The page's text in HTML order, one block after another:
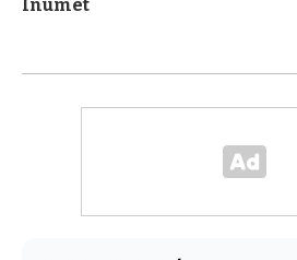
Inumet